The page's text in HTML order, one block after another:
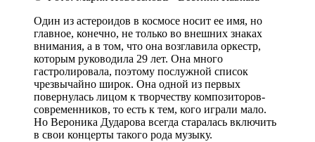
Один из астероидов в космосе носит ее имя, но
главное, конечно, не только во внешних знаках
внимания, а в том, что она возглавила оркестр,
которым руководила 29 лет. Она много
гастролировала, поэтому послужной список
чрезвычайно широк. Она одной из первых
повернулась лицом к творчеству композиторов-
современников, то есть к тем, кого играли мало.
Но Вероника Дударова всегда старалась включить
в свои концерты такого рода музыку.